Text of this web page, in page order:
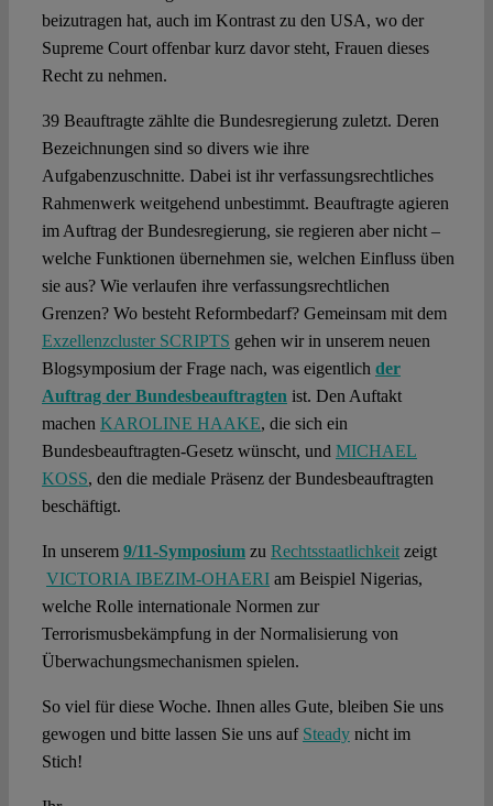
beizutragen hat, auch im Kontrast zu den USA, wo der
Supreme Court offenbar kurz davor steht, Frauen dieses
Recht zu nehmen.
39 Beauftragte zählte die Bundesregierung zuletzt. Deren
Bezeichnungen sind so divers wie ihre
Aufgabenzuschnitte. Dabei ist ihr verfassungsrechtliches
Rahmenwerk weitgehend unbestimmt. Beauftragte agieren
im Auftrag der Bundesregierung, sie regieren aber nicht –
welche Funktionen übernehmen sie, welchen Einfluss üben
sie aus? Wie verlaufen ihre verfassungsrechtlichen
Grenzen? Wo besteht Reformbedarf? Gemeinsam mit dem
Exzellenzcluster SCRIPTS gehen wir in unserem neuen
Blogsymposium der Frage nach, was eigentlich der
Auftrag der Bundesbeauftragten ist. Den Auftakt
machen KAROLINE HAAKE, die sich ein
Bundesbeauftragten-Gesetz wünscht, und MICHAEL
KOSS, den die mediale Präsenz der Bundesbeauftragten
beschäftigt.
In unserem 9/11-Symposiumzu Rechtsstaatlichkeitzeigt
VICTORIA IBEZIM-OHAERIam Beispiel Nigerias,
welche Rolle internationale Normen zur
Terrorismusbekämpfung in der Normalisierung von
Überwachungsmechanismen spielen.
So viel für diese Woche. Ihnen alles Gute, bleiben Sie uns
gewogen und bitte lassen Sie uns auf Steadynicht im
Stich!